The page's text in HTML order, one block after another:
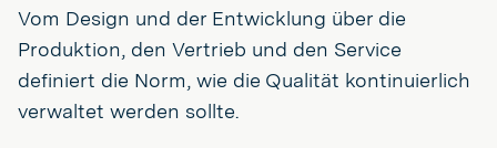
Vom Design und der Entwicklung über die
Produktion, den Vertrieb und den Service
definiert die Norm, wie die Qualität kontinuierlich
verwaltet werden sollte.